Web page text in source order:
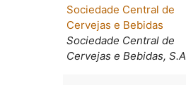
Sociedade Central de
Cervejas e Bebidas
Sociedade Central de
Cervejas e Bebidas, S.A